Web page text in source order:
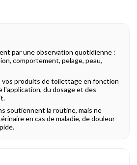
par une observation quotidienne :
comportement, pelage, peau,
vos produits de toilettage en fonction
l'application, du dosage et des
soutiennent la routine, mais ne
en cas de maladie, de douleur